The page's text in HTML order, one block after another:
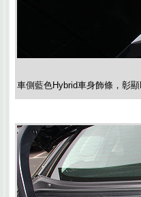
車側藍色Hybrid車身飾條，彰